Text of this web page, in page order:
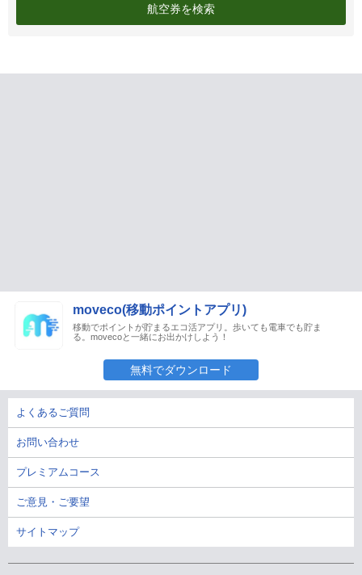
航空券を検索
moveco(移動ポイントアプリ)
移動でポイントが貯まるエコ活アプリ。歩いても電車でも貯ま
る。movecoと一緒にお出かけしよう！
無料でダウンロード
よくあるご質問
お問い合わせ
プレミアムコース
ご意見・ご要望
サイトマップ